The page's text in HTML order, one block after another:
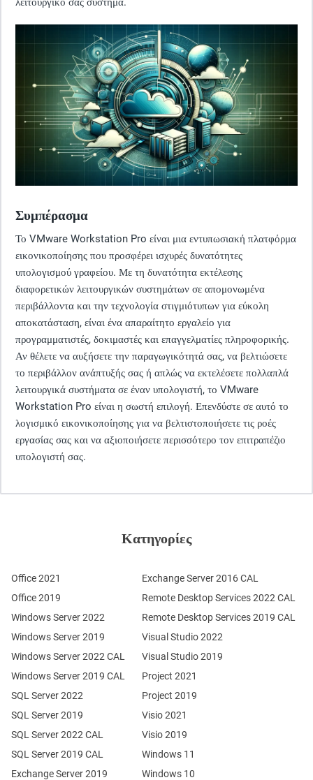
Συμπέρασμα
Το VMware Workstation Pro είναι μια εντυπωσιακή πλατφόρμα
εικονικοποίησης που προσφέρει ισχυρές δυνατότητες
υπολογισμού γραφείου. Με τη δυνατότητα εκτέλεσης
διαφορετικών λειτουργικών συστημάτων σε απομονωμένα
περιβάλλοντα και την τεχνολογία στιγμιότυπων για εύκολη
αποκατάσταση, είναι ένα απαραίτητο εργαλείο για
προγραμματιστές, δοκιμαστές και επαγγελματίες πληροφορικής.
Αν θέλετε να αυξήσετε την παραγωγικότητά σας, να βελτιώσετε
το περιβάλλον ανάπτυξής σας ή απλώς να εκτελέσετε πολλαπλά
λειτουργικά συστήματα σε έναν υπολογιστή, το VMware
Workstation Pro είναι η σωστή επιλογή. Επενδύστε σε αυτό το
λογισμικό εικονικοποίησης για να βελτιστοποιήσετε τις ροές
εργασίας σας και να αξιοποιήσετε περισσότερο τον επιτραπέζιο
υπολογιστή σας.
Κατηγορίες
Office 2021
Office 2019
Windows Server 2022
Windows Server 2019
Exchange Server 2019
SQL Server 2022
SQL Server 2019
Windows Server 2022 CAL
Windows Server 2019 CAL
SQL Server 2022 CAL
SQL Server 2019 CAL
Remote Desktop Services 2022 CAL
Remote Desktop Services 2019 CAL
Exchange Server 2016 CAL
Visual Studio 2022
Visual Studio 2019
Project 2021
Project 2019
Visio 2021
Visio 2019
Windows 11
Windows 10